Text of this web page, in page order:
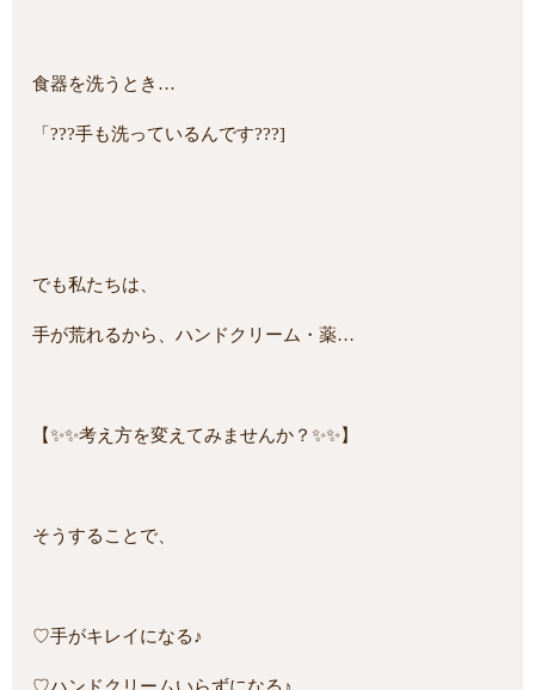
食器を洗うとき…
「???手も洗っているんです???]
でも私たちは、
手が荒れるから、ハンドクリーム・薬…
【✨✨考え方を変えてみませんか？✨✨】
そうすることで、
♡手がキレイになる♪